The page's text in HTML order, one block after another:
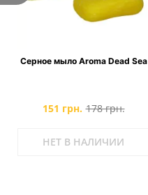
Серное мыло Aroma Dead Sea
151 грн. 178 грн.
НЕТ В НАЛИЧИИ